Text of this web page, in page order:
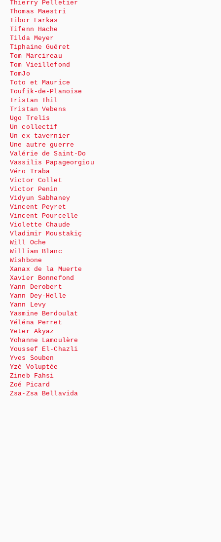
Thierry Pelletier
Thomas Maestri
Tibor Farkas
Tifenn Hache
Tilda Meyer
Tiphaine Guéret
Tom Marcireau
Tom Vieillefond
TomJo
Toto et Maurice
Toufik-de-Planoise
Tristan Thil
Tristan Vebens
Ugo Trelis
Un collectif
Un ex-tavernier
Une autre guerre
Valérie de Saint-Do
Vassilis Papageorgiou
Véro Traba
Victor Collet
Victor Penin
Vidyun Sabhaney
Vincent Peyret
Vincent Pourcelle
Violette Chaude
Vladimir Moustakiç
Will Oche
William Blanc
Wishbone
Xanax de la Muerte
Xavier Bonnefond
Yann Derobert
Yann Dey-Helle
Yann Levy
Yasmine Berdoulat
Yéléna Perret
Yeter Akyaz
Yohanne Lamoulère
Youssef El-Chazli
Yves Souben
Yzé Voluptée
Zineb Fahsi
Zoé Picard
Zsa-Zsa Bellavida